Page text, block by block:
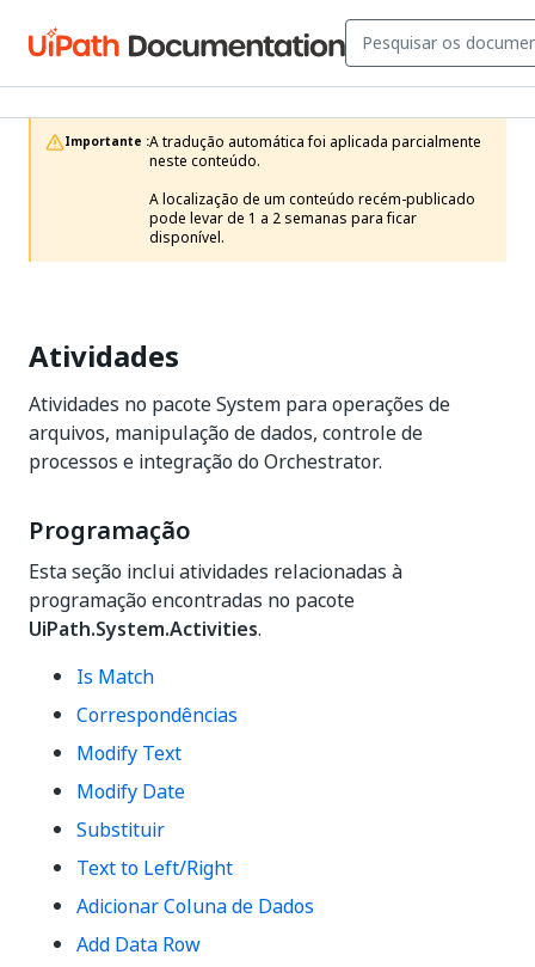
Importante :A tradução automática foi aplicada parcialmente
neste conteúdo.
A localização de um conteúdo recém-publicado
pode levar de 1 a 2 semanas para ficar
disponível.
Atividades
Atividades no pacote System para operações de
arquivos, manipulação de dados, controle de
processos e integração do Orchestrator.
Programação
Esta seção inclui atividades relacionadas à
programação encontradas no pacote
UiPath.System.Activities.
Is Match
Correspondências
Modify Text
Modify Date
Substituir
Text to Left/Right
Adicionar Coluna de Dados
Add Data Row